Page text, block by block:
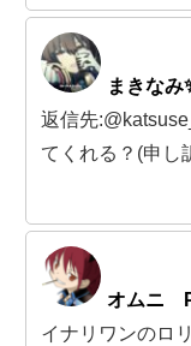
まきなみ
返信先
てくれる？(申し
オムニ
イナリワンのロ